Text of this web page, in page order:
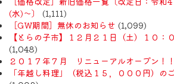
(水)〜〕
(1,111)
［GW期間］無休のお知らせ (1,099)
【とらの子市】１２月２１日（土）１０：
(1,048)
２０１７年７月 リニューアルオープン！！
「年越し料理」（税込１５，０００円）の